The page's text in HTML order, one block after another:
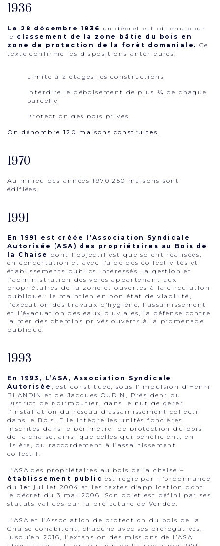
1936
Le 28 décembre 1936 un décret est obtenu pour
le classement de la zone bâtie du bois en
zone de protection de la forêt domaniale. Ce
texte confirme les dispositions antérieures:
Limite à 2 étages les constructions
Interdire le déboisement de plus ¼ de chaque
parcelle
Protection des bois privés.
On dénombre 120 maisons construites.
1970
Au milieu des années 1970 250 maisons sont
édifiées.
1991
En 1991 est créée l’Association Syndicale
Autorisée (ASA) des propriétaires au Bois de
la Chaisedont l’objectif est que soient réalisées,
en concertation et avec l’aide des collectivités et
établissements publics intéressés, la gestion et
l’administration des voies appartenant aux
propriétaires de la zone et ouvertes à la circulation
publique : le maintien en bon état de viabilité,
l’exécution des travaux d’hygiène, l’assainissement
et l’évacuation des eaux pluviales, la défense contre
la mer des chemins privés ouverts à la promenade
publique.
1993
En 1993, L’ASA, Association Syndicale
Autorisée , est constituée, sous l’impulsion d’Henri
BLANDIN et de Jacques OUDIN, Président du
District de Noirmoutier, dans le but de gérer
l’installation du réseau d’assainissement collectif
dans le Bois. Elle intègre les unités foncières
inscrites dans le périmètre de protection du bois
de la chaise, ainsi que celles qui bénéficient, en
lisière, du raccordement à l’assainissement
collectif.
L’ASA des propriétaires au bois de la chaise –
établissement public est régie par l ‘ordonnance
du 1 er juillet 2004 et les textes d’application dont
le décret du 3 mai 2006. Son objet est défini par ses
statuts validés par la préfecture de Vendée.
L’ASA et l’Association de protection du bois de la
Chaise cohabitent, chacune avec ses prérogatives,
jusqu’en 2016, l’extension des missions de l’ASA